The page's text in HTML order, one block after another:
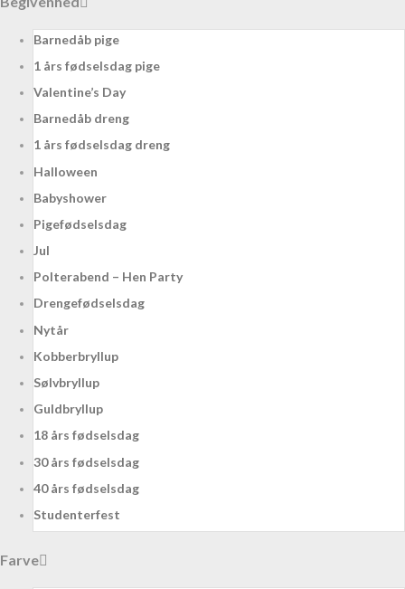
Barnedåb pige
1 års fødselsdag pige
Valentine’s Day
Barnedåb dreng
1 års fødselsdag dreng
Halloween
Babyshower
Pigefødselsdag
Jul
Polterabend – Hen Party
Drengefødselsdag
Nytår
Kobberbryllup
Sølvbryllup
Guldbryllup
18 års fødselsdag
30 års fødselsdag
40 års fødselsdag
Studenterfest
Farve